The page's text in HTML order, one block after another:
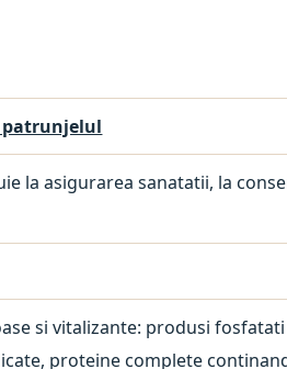
patrunjelul
la asigurarea sanatatii, la
si vitalizante: produsi
proteine complete